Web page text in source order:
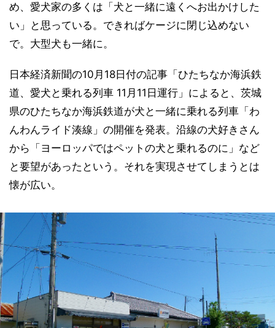
め、愛犬家の多くは「犬と一緒に遠くへお出かけした
い」と思っている。できればケージに閉じ込めない
で。大型犬も一緒に。
日本経済新聞の10月18日付の記事「ひたちなか海浜鉄
道、愛犬と乗れる列車 11月11日運行」によると、茨城
県のひたちなか海浜鉄道が犬と一緒に乗れる列車「わ
んわんライド湊線」の開催を発表。沿線の犬好きさん
から「ヨーロッパではペットの犬と乗れるのに」など
と要望があったという。それを実現させてしまうとは
懐が広い。